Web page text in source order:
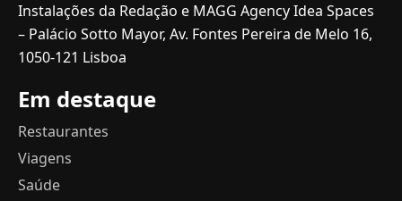
Instalações da Redação e MAGG Agency Idea Spaces
– Palácio Sotto Mayor, Av. Fontes Pereira de Melo 16,
1050-121 Lisboa
Em destaque
Restaurantes
Viagens
Saúde